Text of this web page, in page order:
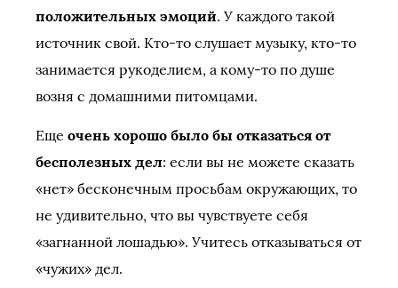
положительных эмоций. У каждого такой
источник свой. Кто-то слушает музыку, кто-то
занимается рукоделием, а кому-то по душе
возня с домашними питомцами.
Еще очень хорошо было бы отказаться от
бесполезных дел: если вы не можете сказать
«нет» бесконечным просьбам окружающих, то
не удивительно, что вы чувствуете себя
«загнанной лошадью». Учитесь отказываться от
«чужих» дел.